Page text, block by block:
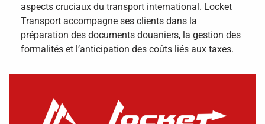
aspects cruciaux du transport international. Locket
Transport accompagne ses clients dans la
préparation des documents douaniers, la gestion des
formalités et l’anticipation des coûts liés aux taxes.